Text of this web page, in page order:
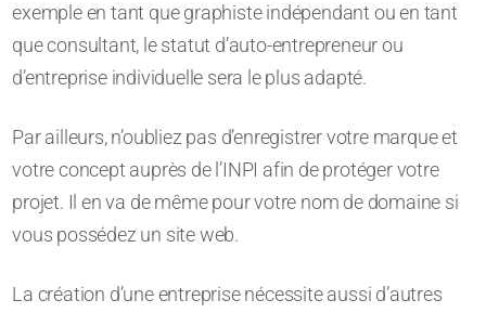
exemple en tant que graphiste indépendant ou en tant
que consultant, le statut d’auto-entrepreneur ou
d’entreprise individuelle sera le plus adapté.
Par ailleurs, n’oubliez pas d’enregistrer votre marque et
votre concept auprès de l’INPI afin de protéger votre
projet. Il en va de même pour votre nom de domaine si
vous possédez un site web.
La création d’une entreprise nécessite aussi d’autres